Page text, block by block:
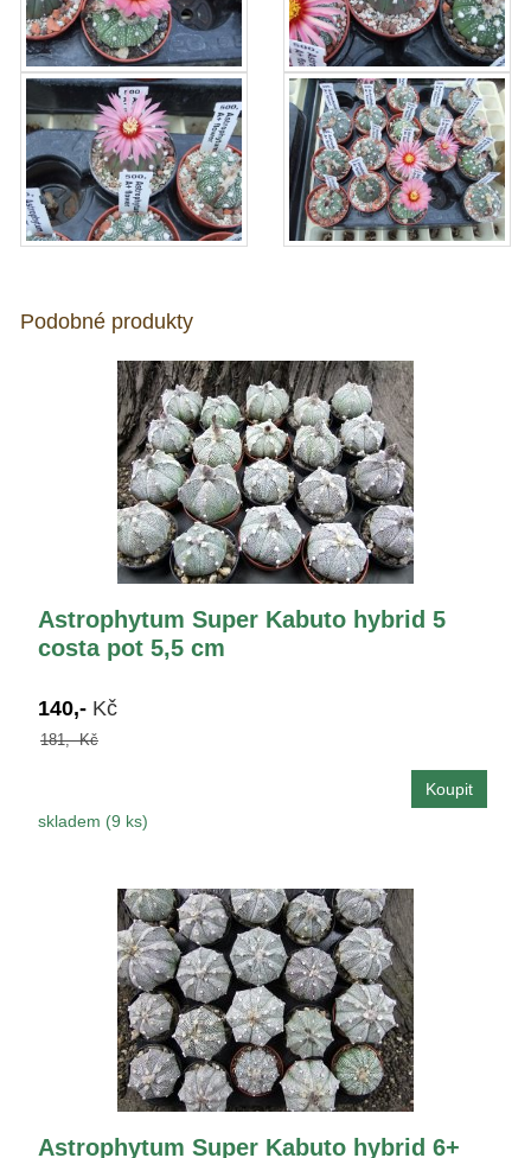
Podobné produkty
Astrophytum Super Kabuto hybrid 5
costa pot 5,5 cm
140,- Kč
181,- Kč
skladem (9 ks)
Astrophytum Super Kabuto hybrid 6+